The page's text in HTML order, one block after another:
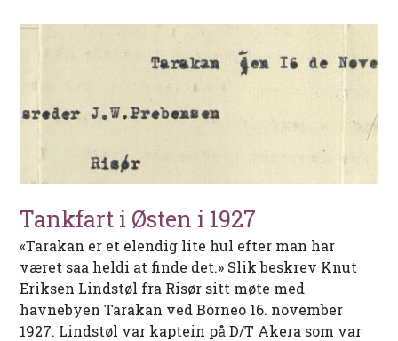
Tankfart i Østen i 1927
«Tarakan er et elendig lite hul efter man har
været saa heldi at finde det.» Slik beskrev Knut
Eriksen Lindstøl fra Risør sitt møte med
havnebyen Tarakan ved Borneo 16. november
1927. Lindstøl var kaptein på D/T Akera som var